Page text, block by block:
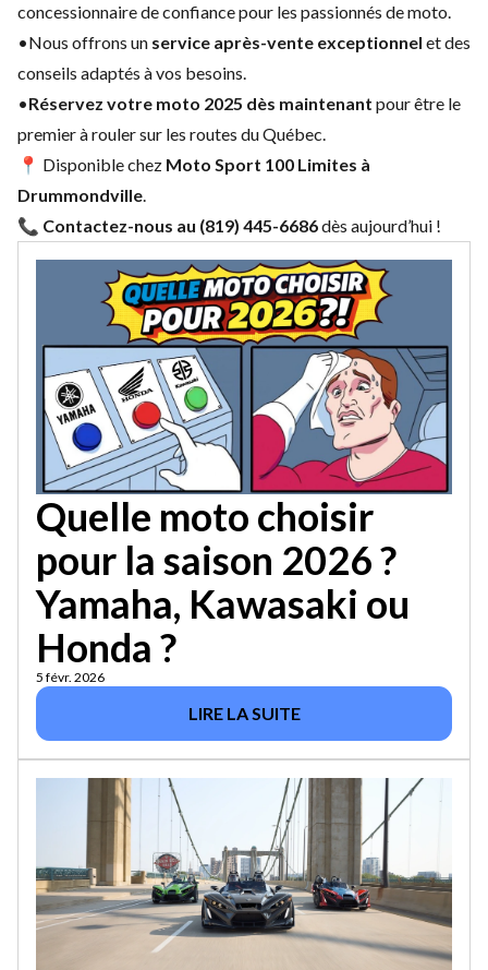
concessionnaire de confiance pour les passionnés de moto.
•Nous offrons un service après-vente exceptionnel et des
conseils adaptés à vos besoins.
•Réservez votre moto 2025 dès maintenant pour être le
premier à rouler sur les routes du Québec.
📍 Disponible chez Moto Sport 100 Limites à
Drummondville.
📞 Contactez-nous au (819) 445-6686dès aujourd’hui !
Quelle moto choisir
pour la saison 2026 ?
Yamaha, Kawasaki ou
Honda ?
5 févr. 2026
LIRE LA SUITE